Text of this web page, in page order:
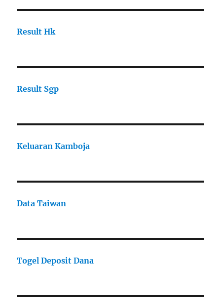
Result Hk
Result Sgp
Keluaran Kamboja
Data Taiwan
Togel Deposit Dana